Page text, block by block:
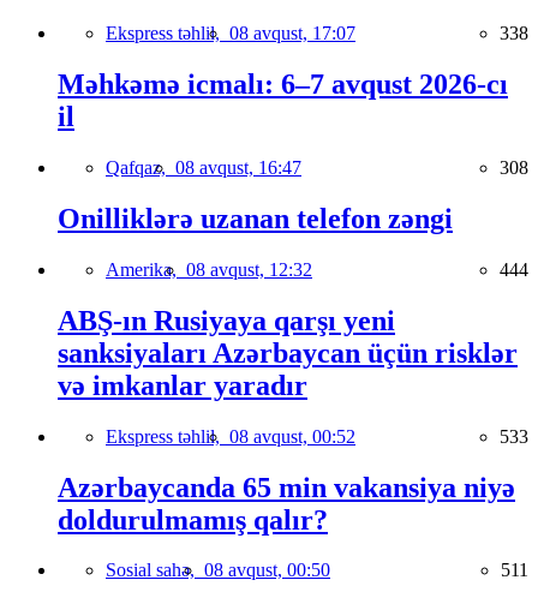
Ekspress təhlil, 08 avqust, 17:07 338
Məhkəmə icmalı: 6–7 avqust 2026-cı
il
Qafqaz, 08 avqust, 16:47 308
Onilliklərə uzanan telefon zəngi
Amerika, 08 avqust, 12:32 444
ABŞ-ın Rusiyaya qarşı yeni
sanksiyaları Azərbaycan üçün risklər
və imkanlar yaradır
Ekspress təhlil, 08 avqust, 00:52 533
Azərbaycanda 65 min vakansiya niyə
doldurulmamış qalır?
Sosial sahə, 08 avqust, 00:50 511